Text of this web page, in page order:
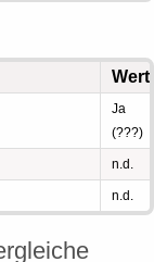
Wert
Ja
(???)
n.d.
n.d.